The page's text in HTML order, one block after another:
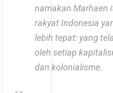
namakan Marhaen
rakyat Indonesia
lebih tepat: yang
oleh setiap
dan kolonialisme.